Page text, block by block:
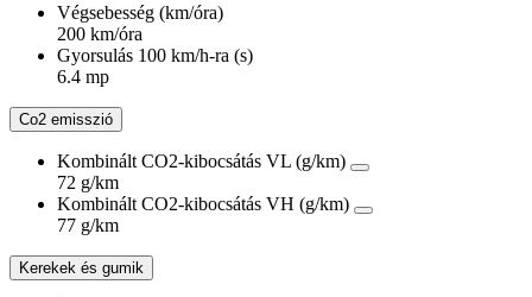
Végsebesség (km/óra)
200 km/óra
Gyorsulás 100 km/h-ra (s)
6.4 mp
Co2 emisszió
Kombinált CO2-kibocsátás VL (g/km)
72 g/km
Kombinált CO2-kibocsátás VH (g/km)
77 g/km
Kerekek és gumik